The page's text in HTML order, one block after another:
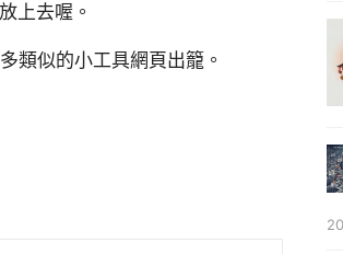
上去喔。
類似的小工具網頁出籠。